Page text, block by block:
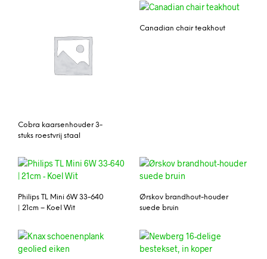
Cobra kaarsenhouder 3-
stuks roestvrij staal
Canadian chair teakhout
Philips TL Mini 6W 33-640
| 21cm – Koel Wit
Ørskov brandhout-houder
suede bruin